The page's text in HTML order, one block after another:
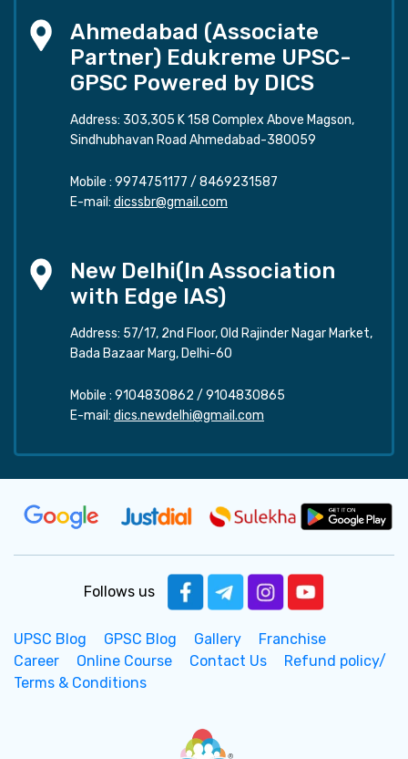
Ahmedabad (Associate
Partner) Edukreme UPSC-
GPSC Powered by DICS
Address: 303,305 K 158 Complex Above Magson,
Sindhubhavan Road Ahmedabad-380059
Mobile : 9974751177 / 8469231587
E-mail: dicssbr@gmail.com
New Delhi(In Association
with Edge IAS)
Address: 57/17, 2nd Floor, Old Rajinder Nagar Market,
Bada Bazaar Marg, Delhi-60
Mobile : 9104830862 / 9104830865
E-mail: dics.newdelhi@gmail.com
Follows us
UPSC Blog GPSC Blog Gallery
Franchise
Career
Online Course Contact Us
Refund policy/
Terms & Conditions